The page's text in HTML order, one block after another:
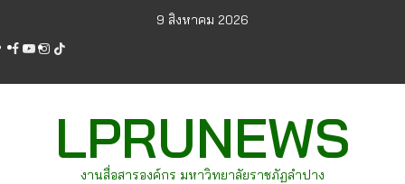
content
9 สิงหาคม 2026
facebook
youtube
instagram
tiktok
LPRUNEWS
งานสื่อสารองค์กร มหาวิทยาลัยราชภัฏลำปาง